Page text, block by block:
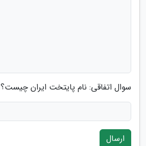
سوال اتفاقی: نام پایتخت ایران چیست؟
ارسال